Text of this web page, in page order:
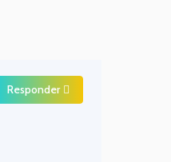
Responder